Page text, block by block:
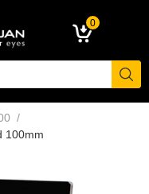
0
/
100mm